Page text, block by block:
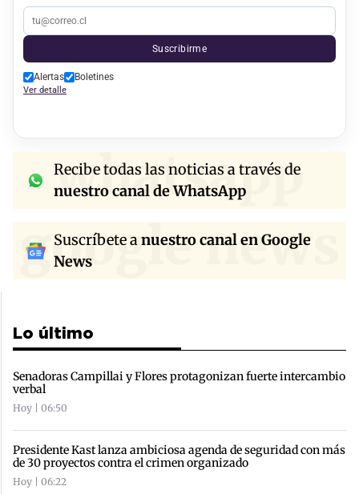
Suscribirme
Alertas Boletines
Ver detalle
whatsapp
Recibe todas las noticias a través de
nuestro canal de WhatsApp
google news
Suscríbete anuestro canal en Google
News
Lo último
Senadoras Campillai y Flores protagonizan fuerte intercambio
verbal
Hoy | 06:50
Presidente Kast lanza ambiciosa agenda de seguridad con más
de 30 proyectos contra el crimen organizado
Hoy | 06:22